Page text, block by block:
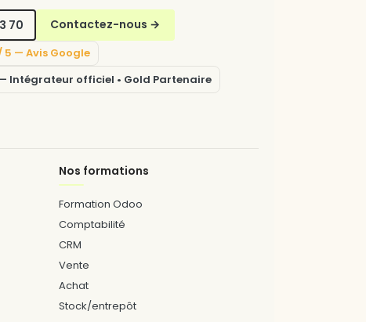
70 Contactez-nous →
5 — Avis Google
Intégrateur officiel • Gold Partenaire
Nos formations
Formation Odoo
Comptabilité
CRM
Vente
Achat
Stock/entrepôt